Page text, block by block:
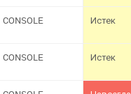
CONSOLE Истек
CONSOLE Истек